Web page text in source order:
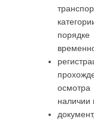
осмотра
наличии